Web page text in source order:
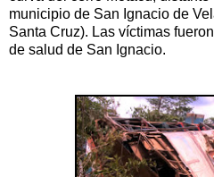
municipio de San Ignacio de
Santa Cruz). Las víctimas
de salud de San Ignacio.